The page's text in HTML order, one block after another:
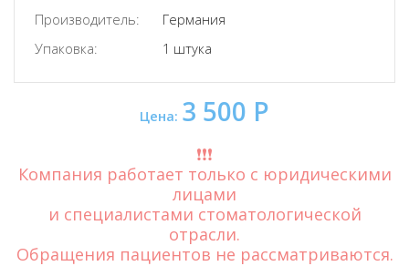
Производитель:
Германия
Упаковка:
1 штука
Цена: 3 500 Р
❗️❗️❗️
Компания работает только с юридическими
лицами
и специалистами стоматологической
отрасли.
Обращения пациентов не рассматриваются.